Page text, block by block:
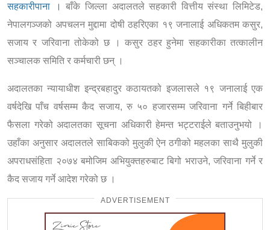
सहकारीपाना ।
बाँके जिल्ला अदालतले सहकारी वित्तीय संस्था लिमिटेड,
नेपालगञ्जको अपचलन मुद्दामा दोषी ठहरिएका १९ जनालाई अधिकतम कसुर,
सजाय र जरिवाना तोकेको छ । कसुर ठहर हुनेमा सहकारीका तत्कालीन
सञ्चालक समिति र कर्मचारी छन् ।
अदालतका न्यायाधीश इन्द्रबहादुर कठायतको इजलासले १९ जनालाई एक
वर्षदेखि पाँच वर्षसम्म कैद सजाय, रु ५० हजारसम्म जरिवाना गर्ने बिहीबार
फैसला गरेको अदालतका सूचना अधिकारी हेमन्त भट्टराईले बताउनुभयो ।
उहाँका अनुसार अदालतले साबिकको मुलुकी ऐन ठगीको महलका साथै मुलुकी
अपराधसंहिता २०७४ बमोजिम अभियुक्तहरुबाट बिगो भराउने, जरिवाना गर्ने र
कैद सजाय गर्ने आदेश गरेको छ ।
ADVERTISEMENT